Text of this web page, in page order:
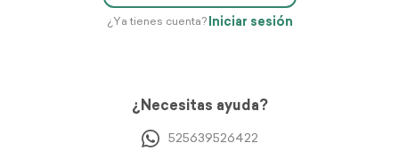
¿Ya tienes cuenta? Iniciar sesión
¿Necesitas ayuda?
525639526422